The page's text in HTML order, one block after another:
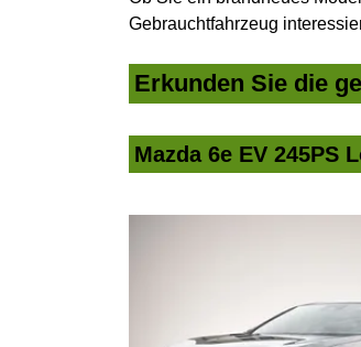
Gebrauchtfahrzeug
Erkunden Sie die
Mazda 6e EV 245PS